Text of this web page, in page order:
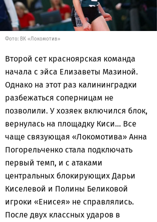
Фото: ВК «Локомотив»
Второй сет красноярская команда
начала с эйса Елизаветы Мазиной.
Однако на этот раз калининградки
разбежаться соперницам не
позволили. У хозяек включился блок,
вернулась на площадку Киси… Все
чаще связующая «Локомотива» Анна
Погорельченко стала подключать
первый темп, и с атаками
центральных блокирующих Дарьи
Киселевой и Полины Беликовой
игроки «Енисея» не справлялись.
После двух классных ударов в